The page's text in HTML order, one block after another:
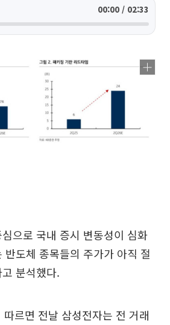
00:00 / 02:33
으로 국내 증시 변동성이 심화
반도체 종목들의 주가가 아직 절
분석했다.
르면 전날 삼성전자는 전 거래